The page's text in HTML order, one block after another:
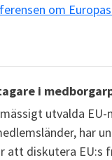
om
i
utvalda
har
att diskutera EU:s